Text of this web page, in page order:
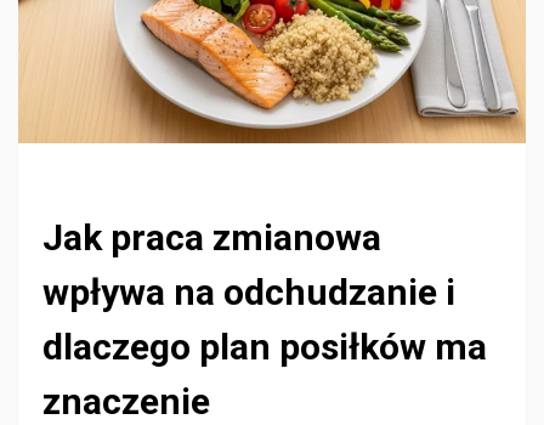
Jak praca zmianowa
wpływa na odchudzanie i
dlaczego plan posiłków ma
znaczenie